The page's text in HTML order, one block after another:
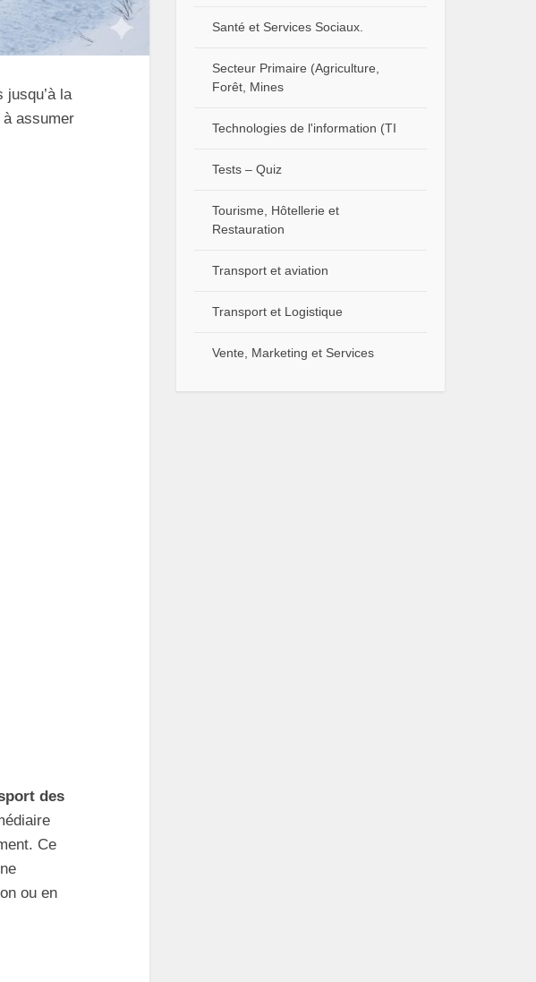
la
assumer
des
Ce
ou en
Santé et Services Sociaux.
Secteur Primaire (Agriculture,
Forêt, Mines
Technologies de l'information (TI
Tests – Quiz
Tourisme, Hôtellerie et
Restauration
Transport et aviation
Transport et Logistique
Vente, Marketing et Services